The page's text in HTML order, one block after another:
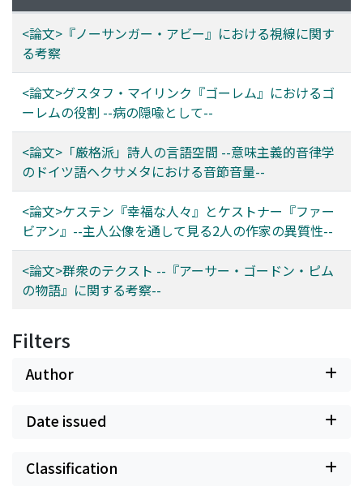
influence on his composition of the novel. This paper,
by reading his short story "The Man of the Crowd" in
parallel, brings it to light how Poe thought of writing
his novel in a city.
<論文>『ノーサンガー・アビー』における視線に関す
る考察
<論文>グスタフ・マイリンク『ゴーレム』におけるゴ
ーレムの役割 --病の隠喩として--
<論文>「厳格派」詩人の言語空間 --意味主義的音律学
のドイツ語ヘクサメタにおける音節音量--
<論文>ケステン『幸福な人々』とケストナー『ファー
ビアン』--主人公像を通して見る2人の作家の異質性--
<論文>群衆のテクスト --『アーサー・ゴードン・ピム
の物語』に関する考察--
Filters
Author
Date issued
Classification